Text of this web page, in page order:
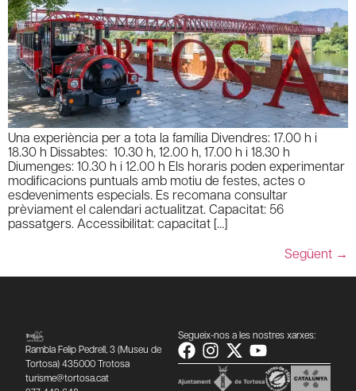
Una experiència per a tota la família Divendres: 17.00 h i
18.30 h Dissabtes: 10.30 h, 12.00 h, 17.00 h i 18.30 h
Diumenges: 10.30 h i 12.00 h Els horaris poden experimentar
modificacions puntuals amb motiu de festes, actes o
esdeveniments especials. Es recomana consultar
prèviament el calendari actualitzat. Capacitat: 56
passatgers. Accessibilitat: capacitat […]
Següent →
Rambla Felip Pedrell, 3 (Museu de
Tortosa) 435000 Trotosa
turisme@tortosa.cat
Segueix-nos a les nostres xarxes: